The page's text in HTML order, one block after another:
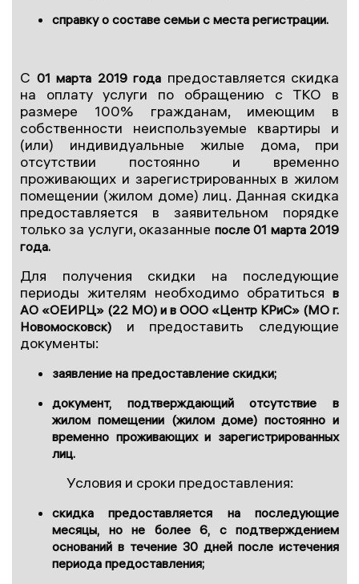
справку о составе семьи с места регистрации.
С 01 марта 2019 года предоставляется скидка
на оплату услуги по обращению с ТКО в
размере 100% гражданам, имеющим в
собственности неиспользуемые квартиры и
(или) индивидуальные жилые дома, при
отсутствии постоянно и временно
проживающих и зарегистрированных в жилом
помещении (жилом доме) лиц. Данная скидка
предоставляется в заявительном порядке
только за услуги, оказанные после 01 марта 2019
года.
Для получения скидки на последующие
периоды жителям необходимо обратиться в
АО «ОЕИРЦ» (22 МО) и в ООО «Центр КРиС» (МО г.
Новомосковск) и предоставить следующие
документы:
заявление на предоставление скидки;
документ, подтверждающий отсутствие в
жилом помещении (жилом доме) постоянно и
временно проживающих и зарегистрированных
лиц.
Условия и сроки предоставления:
скидка предоставляется на последующие
месяцы, но не более 6, с подтверждением
оснований в течение 30 дней после истечения
периода предоставления;